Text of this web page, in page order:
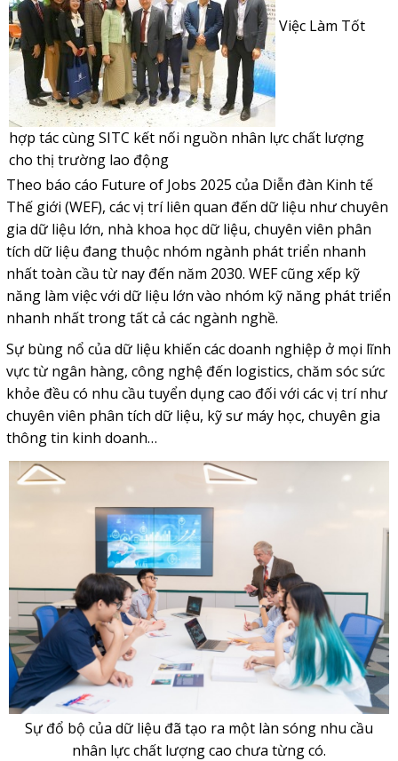
Việc Làm Tốt
hợp tác cùng SITC kết nối nguồn nhân lực chất lượng
cho thị trường lao động
Theo báo cáo Future of Jobs 2025 của Diễn đàn Kinh tế
Thế giới (WEF), các vị trí liên quan đến dữ liệu như chuyên
gia dữ liệu lớn, nhà khoa học dữ liệu, chuyên viên phân
tích dữ liệu đang thuộc nhóm ngành phát triển nhanh
nhất toàn cầu từ nay đến năm 2030. WEF cũng xếp kỹ
năng làm việc với dữ liệu lớn vào nhóm kỹ năng phát triển
nhanh nhất trong tất cả các ngành nghề.
Sự bùng nổ của dữ liệu khiến các doanh nghiệp ở mọi lĩnh
vực từ ngân hàng, công nghệ đến logistics, chăm sóc sức
khỏe đều có nhu cầu tuyển dụng cao đối với các vị trí như
chuyên viên phân tích dữ liệu, kỹ sư máy học, chuyên gia
thông tin kinh doanh…
Sự đổ bộ của dữ liệu đã tạo ra một làn sóng nhu cầu
nhân lực chất lượng cao chưa từng có.